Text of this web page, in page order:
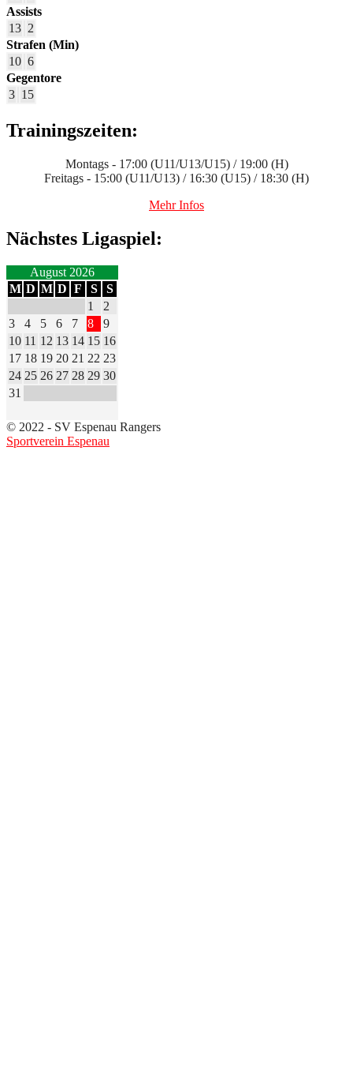
Assists
13 2
Strafen (Min)
10 6
Gegentore
3 15
Trainingszeiten:
Montags - 17:00 (U11/U13/U15) / 19:00 (H)
Freitags - 15:00 (U11/U13) / 16:30 (U15) / 18:30 (H)
Mehr Infos
Nächstes Ligaspiel:
August 2026
M D M D F S
S
1
2
3
4 5 6 7 8
9
10 11 12 13 14 15 16
17 18 19 20 21 22 23
24 25 26 27 28 29 30
31
© 2022 - SV Espenau Rangers
Sportverein Espenau